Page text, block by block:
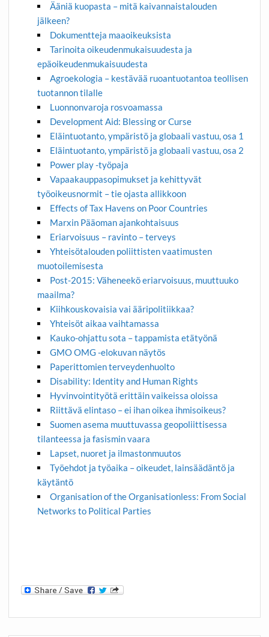
Ääniä kuopasta – mitä kaivannaistalouden
jälkeen?
Dokumentteja maaoikeuksista
Tarinoita oikeudenmukaisuudesta ja
epäoikeudenmukaisuudesta
Agroekologia – kestävää ruoantuotantoa teollisen
tuotannon tilalle
Luonnonvaroja rosvoamassa
Development Aid: Blessing or Curse
Eläintuotanto, ympäristö ja globaali vastuu, osa 1
Eläintuotanto, ympäristö ja globaali vastuu, osa 2
Power play -työpaja
Vapaakauppasopimukset ja kehittyvät
työoikeusnormit – tie ojasta allikkoon
Effects of Tax Havens on Poor Countries
Marxin Pääoman ajankohtaisuus
Eriarvoisuus – ravinto – terveys
Yhteisötalouden poliittisten vaatimusten
muotoilemisesta
Post-2015: Väheneekö eriarvoisuus, muuttuuko
maailma?
Kiihkouskovaisia vai ääripolitiikkaa?
Yhteisöt aikaa vaihtamassa
Kauko-ohjattu sota – tappamista etätyönä
GMO OMG -elokuvan näytös
Paperittomien terveydenhuolto
Disability: Identity and Human Rights
Hyvinvointityötä erittäin vaikeissa oloissa
Riittävä elintaso – ei ihan oikea ihmisoikeus?
Suomen asema muuttuvassa geopoliittisessa
tilanteessa ja fasismin vaara
Lapset, nuoret ja ilmastonmuutos
Työehdot ja työaika – oikeudet, lainsäädäntö ja
käytäntö
Organisation of the Organisationless: From Social
Networks to Political Parties